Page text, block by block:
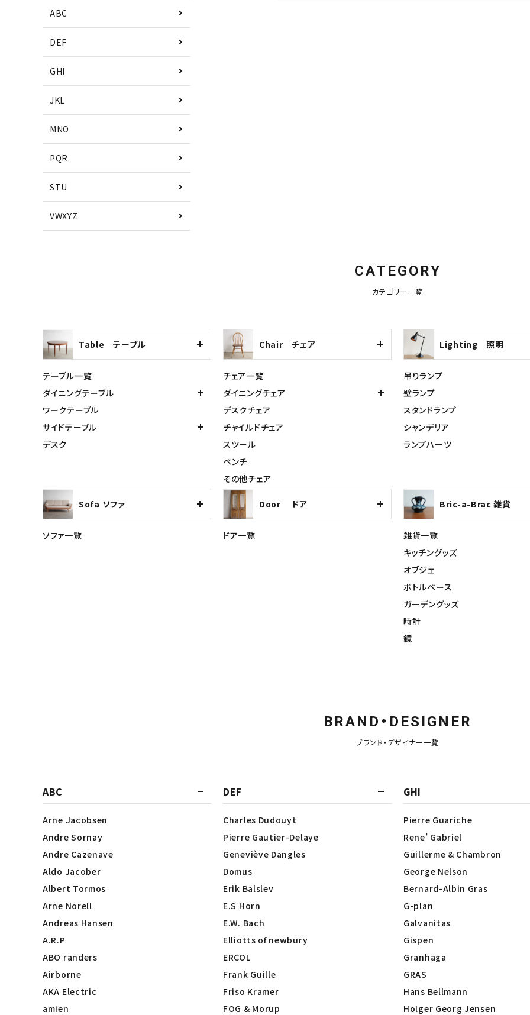
ABC
DEF
GHI
JKL
MNO
PQR
STU
VWXYZ
CATEGORY
カテゴリー一覧
Table テーブル
テーブル一覧
ダイニングテーブル
ワークテーブル
サイドテーブル
デスク
Chair チェア
チェア一覧
ダイニングチェア
デスクチェア
チャイルドチェア
スツール
ベンチ
その他チェア
Lighting 照明
吊りランプ
壁ランプ
スタンドランプ
シャンデリア
ランプハーツ
Sofa ソファ
ソファ一覧
Door ドア
ドア一覧
Bric-a-Brac 雑貨
雑貨一覧
キッチングッズ
オブジェ
ボトルベース
ガーデングッズ
時計
鏡
BRAND・DESIGNER
ブランド・デザイナー一覧
ABC
Arne Jacobsen
Andre Sornay
Andre Cazenave
Aldo Jacober
Albert Tormos
Arne Norell
Andreas Hansen
A.R.P
ABO randers
Airborne
AKA Electric
amien
DEF
Charles Dudouyt
Pierre Gautier-Delaye
Geneviève Dangles
Domus
Erik Balslev
E.S Horn
E.W. Bach
Elliotts of newbury
ERCOL
Frank Guille
Friso Kramer
FOG & Morup
GHI
Pierre Guariche
Rene’ Gabriel
Guillerme & Chambron
George Nelson
Bernard-Albin Gras
G-plan
Galvanitas
Gispen
Granhaga
GRAS
Hans Bellmann
Holger Georg Jensen